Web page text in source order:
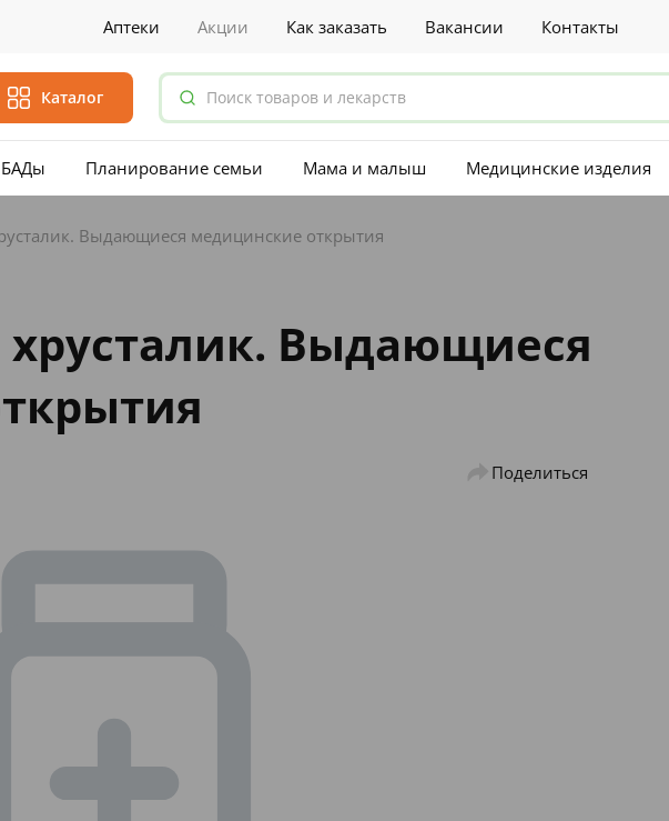
Аптеки Акции Как заказать Вакансии Контакты
Каталог
Планирование семьи Мама и малыш Медицинские изделия
Выдающиеся медицинские открытия
хрусталик. Выдающиеся
Поделиться